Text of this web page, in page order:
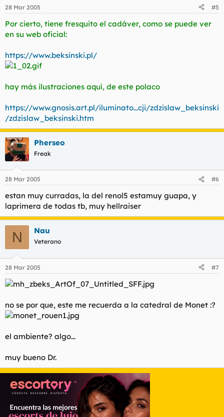
28 Mar 2005 #5
Por cierto, tiene fresquito el cadáver, como se puede ver
en su web oficial:
https://www.beksinski.pl/
hay más ilustraciones aquí, de este polaco
https://www.gnosis.art.pl/iluminato...cji/zdzislaw_beksinski
/zdzislaw_beksinski.htm
Pherseo
Freak
28 Mar 2005 #6
estan muy curradas, la del renol5 estamuy guapa, y
laprimera de todas tb, muy hellraiser
N Nau
Veterano
28 Mar 2005 #7
no se por que, este me recuerda a la catedral de Monet :?
el ambiente? algo...
muy bueno Dr.